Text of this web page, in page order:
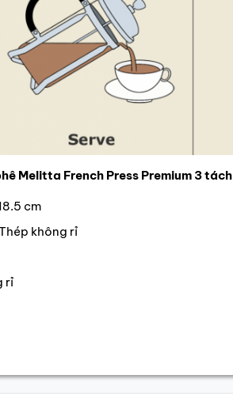
Melitta French Press Premium 3 tách
cm
không rỉ
rỉ